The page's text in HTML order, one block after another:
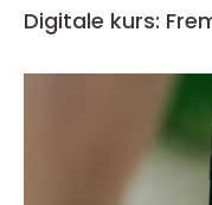
Digitale kurs: